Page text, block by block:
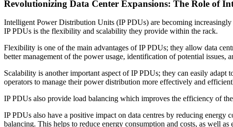
Revolutionizing Data Center Expansions: The Role of
Intelligent Power Distribution Units (IP PDUs) are becoming
IP PDUs is the flexibility and scalability they provide within the rack.
Flexibility is one of the main advantages of IP PDUs; they allow data
better management of the power usage, identification of potential issues,
Scalability is another important aspect of IP PDUs; they can easily adapt
operators to manage their power distribution more effectively and
IP PDUs also provide load balancing which improves the efficiency of
IP PDUs also have a positive impact on data centres by reducing
balancing. This helps to reduce energy consumption and costs, as well